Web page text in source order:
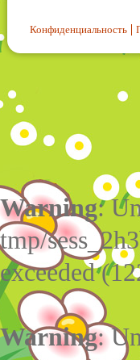
Конфиденциальность
Warning:
tmp/
exceeded
Warning: